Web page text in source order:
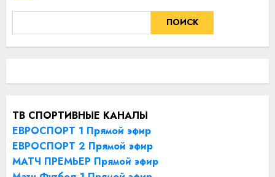
ПОИСК
ТВ СПОРТИВНЫЕ КАНАЛЫ
ЕВРОСПОРТ 1 Прямой эфир
ЕВРОСПОРТ 2 Прямой эфир
МАТЧ ПРЕМЬЕР Прямой эфир